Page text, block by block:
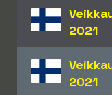
2021
2021